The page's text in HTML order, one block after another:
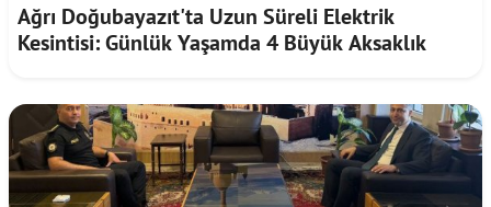
Ağrı Doğubayazıt'ta Uzun Süreli Elektrik
Kesintisi: Günlük Yaşamda 4 Büyük Aksaklık